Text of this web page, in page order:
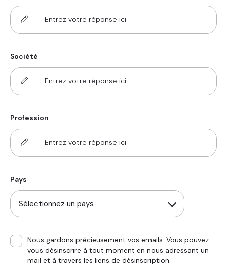
Société
Profession
Pays
Sélectionnez un pays
Nous gardons précieusement vos emails. Vous pouvez
vous désinscrire à tout moment en nous adressant un
mail et à travers les liens de désinscription